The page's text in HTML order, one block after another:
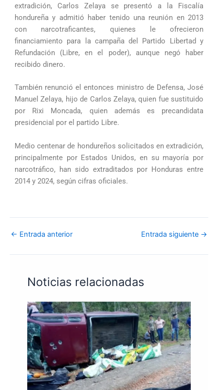
extradición, Carlos Zelaya se presentó a la Fiscalía
hondureña y admitió haber tenido una reunión en 2013
con narcotraficantes, quienes le ofrecieron
financiamiento para la campaña del Partido Libertad y
Refundación (Libre, en el poder), aunque negó haber
recibido dinero.
También renunció el entonces ministro de Defensa, José
Manuel Zelaya, hijo de Carlos Zelaya, quien fue sustituido
por Rixi Moncada, quien además es precandidata
presidencial por el partido Libre.
Medio centenar de hondureños solicitados en extradición,
principalmente por Estados Unidos, en su mayoría por
narcotráfico, han sido extraditados por Honduras entre
2014 y 2024, según cifras oficiales.
← Entrada anterior Entrada siguiente →
Noticias relacionadas